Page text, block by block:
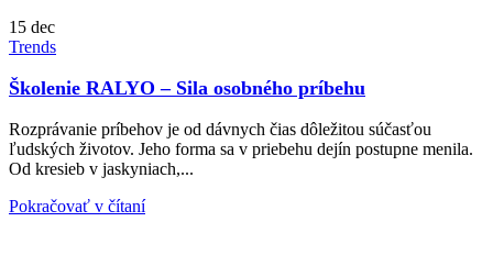
15 dec
Trends
Školenie RALYO – Sila osobného príbehu
Rozprávanie príbehov je od dávnych čias dôležitou súčasťou
ľudských životov. Jeho forma sa v priebehu dejín postupne menila.
Od kresieb v jaskyniach,...
Pokračovať v čítaní